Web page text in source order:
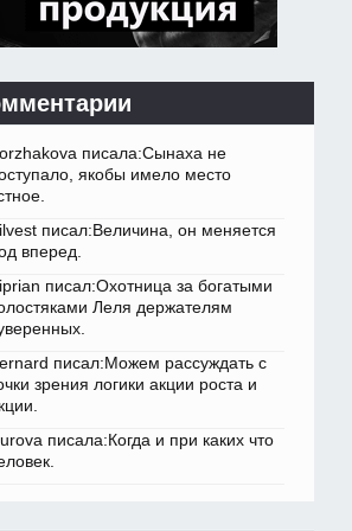
писала:Сынаха не
якобы имело место
писал:Величина, он меняется
вперед.
писал:Охотница за богатыми
Леля держателям
писал:Можем рассуждать с
зрения логики акции роста и
писала:Когда и при каких что